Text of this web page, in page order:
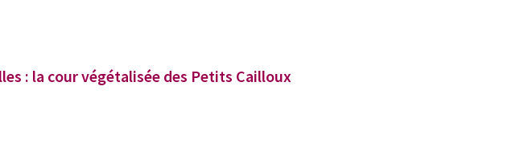
: la cour végétalisée des Petits Cailloux